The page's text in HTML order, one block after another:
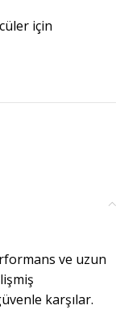
için
ve uzun
karşılar.